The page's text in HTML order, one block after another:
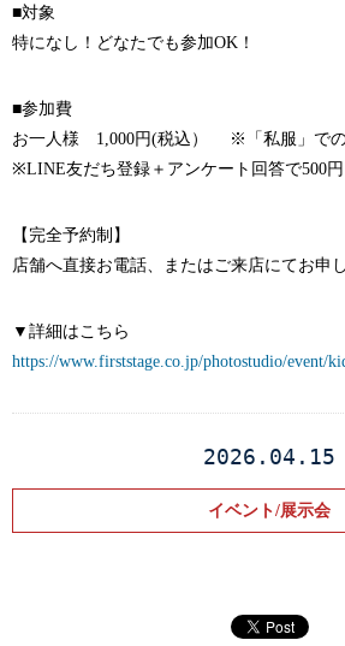
■対象
特になし！どなたでも参加OK！
■参加費
お一人様 1,000円(税込） ※「私服」での
※LINE友だち登録＋アンケート回答で500円
【完全予約制】
店舗へ直接お電話、またはご来店にてお申
▼詳細はこちら
https://www.firststage.co.jp/photostudio/event/
2026.04.15
イベント/展示会